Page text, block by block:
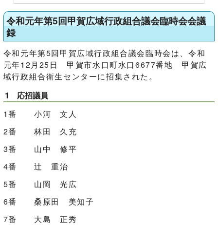
令和元年第5回甲賀広域行政組合議会臨時会会議
録
令和元年第5回甲賀広域行政組合議会臨時会は、令和
元年12月25日 甲賀市水口町水口6677番地 甲賀広
域行政組合衛生センターに招集された。
1 応招議員
1番 小河 文人
2番 林田 久充
3番 山中 修平
4番 辻󠄀 重治
5番 山岡 光広
6番 桑原田 美知子
7番 大島 正秀